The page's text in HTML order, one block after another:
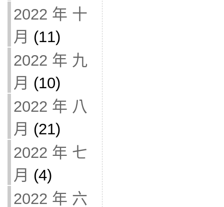
2022 年 十
月 (11)
2022 年 九
月 (10)
2022 年 八
月 (21)
2022 年 七
月 (4)
2022 年 六